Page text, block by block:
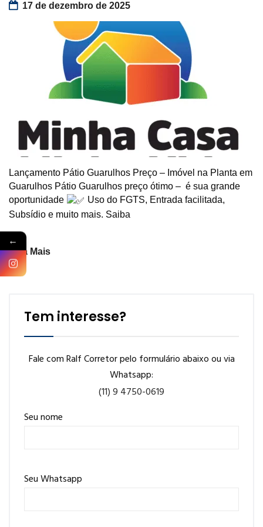
17 de dezembro de 2025
Lançamento Pátio Guarulhos Preço – Imóvel na Planta em
Guarulhos Pátio Guarulhos preço ótimo – é sua grande
oportunidade
Uso do FGTS, Entrada facilitada,
Subsídio e muito mais. Saiba
Veja Mais
Tem interesse?
Fale com Ralf Corretor pelo formulário abaixo ou via
Whatsapp:
(11) 9 4750-0619
Seu nome
Seu Whatsapp
←